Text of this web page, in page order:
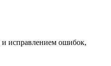
и исправлением ошибок,